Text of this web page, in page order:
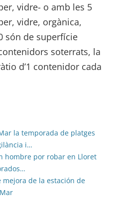
vidre- o amb les 5
vidre, orgànica,
són de superfície
soterrats, la
d’1 contenidor cada
la temporada de platges
i…
hombre por robar en Lloret
mejora de la estación de